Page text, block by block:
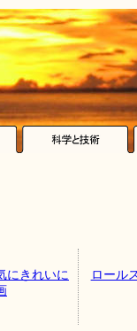
にきれいに
ロール